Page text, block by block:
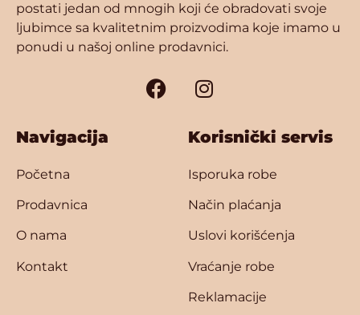
postati jedan od mnogih koji će obradovati svoje
ljubimce sa kvalitetnim proizvodima koje imamo u
ponudi u našoj online prodavnici.
Navigacija
Početna
Prodavnica
O nama
Kontakt
Korisnički servis
Isporuka robe
Način plaćanja
Uslovi korišćenja
Vraćanje robe
Reklamacije